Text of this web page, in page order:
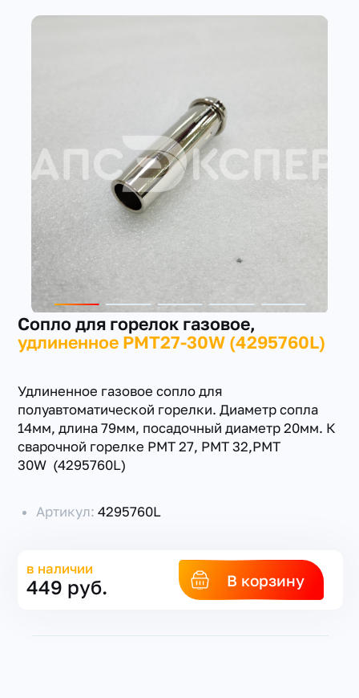
+7(351) 223-98-74
заказать звонок
Сопло для горелок газовое,
удлиненное PMT27-30W (4295760L)
Удлиненное газовое сопло для
полуавтоматической горелки. Диаметр сопла
14мм, длина 79мм, посадочный диаметр 20мм. К
сварочной горелке PMT 27, РМТ 32,РМТ
30W (4295760L)
Артикул:4295760L
в наличии
449 руб. В корзину